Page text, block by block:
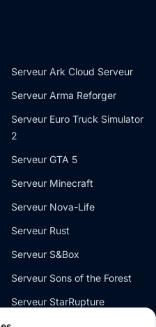
Serveur Ark Cloud Serveur
Serveur Arma Reforger
Serveur Euro Truck Simulator
2
Serveur GTA 5
Serveur Minecraft
Serveur Nova-Life
Serveur Rust
Serveur S&Box
Serveur Sons of the Forest
Serveur StarRupture